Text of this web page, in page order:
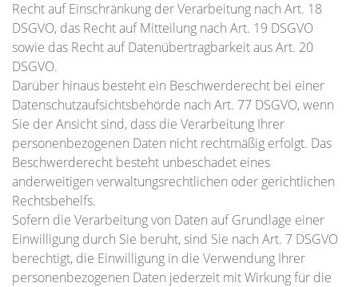
Recht auf Einschränkung der Verarbeitung nach Art. 18
DSGVO, das Recht auf Mitteilung nach Art. 19 DSGVO
sowie das Recht auf Datenübertragbarkeit aus Art. 20
DSGVO.
Darüber hinaus besteht ein Beschwerderecht bei einer
Datenschutzaufsichtsbehörde nach Art. 77 DSGVO, wenn
Sie der Ansicht sind, dass die Verarbeitung Ihrer
personenbezogenen Daten nicht rechtmäßig erfolgt. Das
Beschwerderecht besteht unbeschadet eines
anderweitigen verwaltungsrechtlichen oder gerichtlichen
Rechtsbehelfs.
Sofern die Verarbeitung von Daten auf Grundlage einer
Einwilligung durch Sie beruht, sind Sie nach Art. 7 DSGVO
berechtigt, die Einwilligung in die Verwendung Ihrer
personenbezogenen Daten jederzeit mit Wirkung für die